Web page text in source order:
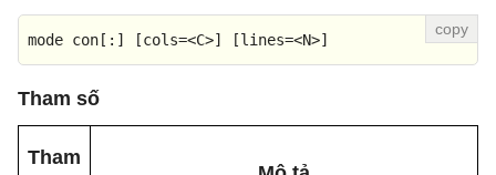
mode con [:] [cols=<C>] [lines=<N>]
Tham số
Tham